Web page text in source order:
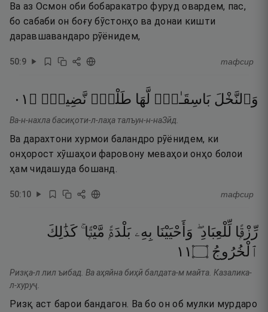
Ва аз Осмон оби бобаракатро фуруд овардем, пас,
бо сабаби он боғу бӯстонҳо ва донаи кишти
даравшавандаро рӯёнидем,
50:9 тафсир
وَٱلنَّخْلَ بَاسِقَـٰتٍۢ لَّهَا طَلْعٌۭ نَّضِيدٌۭ ۝ ١٠
Ва-н-нахла басиқоти-л-лаҳа талъун-н-наЗӣд.
Ва дарахтони хурмои баландро рӯёнидем, ки
онҳорост хӯшаҳои фаровону меваҳои онҳо болои
ҳам чидашуда бошанд.
50:10 тафсир
رِّزْقًۭا لِّلْعِبَادِ ۖ وَأَحْيَيْنَا بِهِۦ بَلْدَةًۭ مَّيْتًۭا ۚ كَذَٰلِكَ
ٱلْخُرُوجُ ۝١١
Ризқа-л лил ъибад. Ва аҳяйна биҳӣ балдата-м майта. Казалика-
л-хуруҷ.
Ризқ аст барои бандагон. Ва бо он об мулки мурдаро